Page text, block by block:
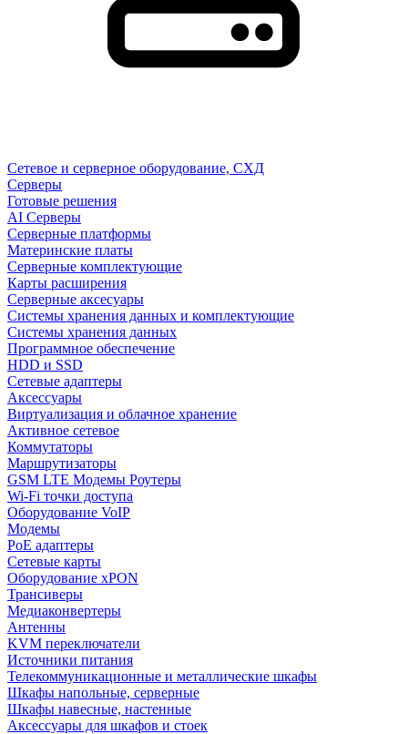
Сетевое и серверное оборудование, СХД
Cерверы
Готовые решения
AI Серверы
Серверные платформы
Материнские платы
Серверные комплектующие
Карты расширения
Серверные аксесуары
Системы хранения данных и комплектующие
Системы хранения данных
Программное обеспечение
HDD и SSD
Сетевые адаптеры
Аксессуары
Виртуализация и облачное хранение
Активное сетевое
Коммутаторы
Маршрутизаторы
GSM LTE Модемы Роутеры
Wi-Fi точки доступа
Оборудование VoIP
Модемы
PoE адаптеры
Сетевые карты
Оборудование xPON
Трансиверы
Медиаконвертеры
Антенны
KVM переключатели
Источники питания
Телекоммуникационные и металлические шкафы
Шкафы напольные, серверные
Шкафы навесные, настенные
Аксессуары для шкафов и стоек